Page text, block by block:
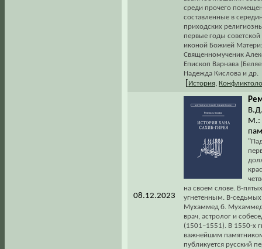
среди прочего
составленные в
приходских
первые годы
иконой Божией Матери:
Священномученик
Епископ Варнава
Надежда Кислова и др.
История
08.12.2023
М.:
на своем слове. В-
угнетенным. В-
Мухаммед б.
врач, астролог и
(1501–1551). В 1550-х
важнейшим
публикуется русский